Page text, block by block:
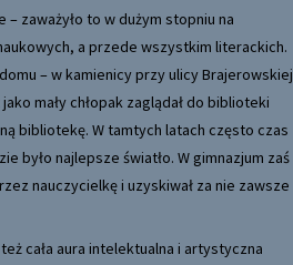
zaważyło to w dużym stopniu na
a przede wszystkim literackich.
– w kamienicy przy ulicy Brajerowskiej
mały chłopak zaglądał do biblioteki
bibliotekę. W tamtych latach często czas
było najlepsze światło. W gimnazjum zaś
nauczycielkę i uzyskiwał za nie zawsze
cała aura intelektualna i artystyczna